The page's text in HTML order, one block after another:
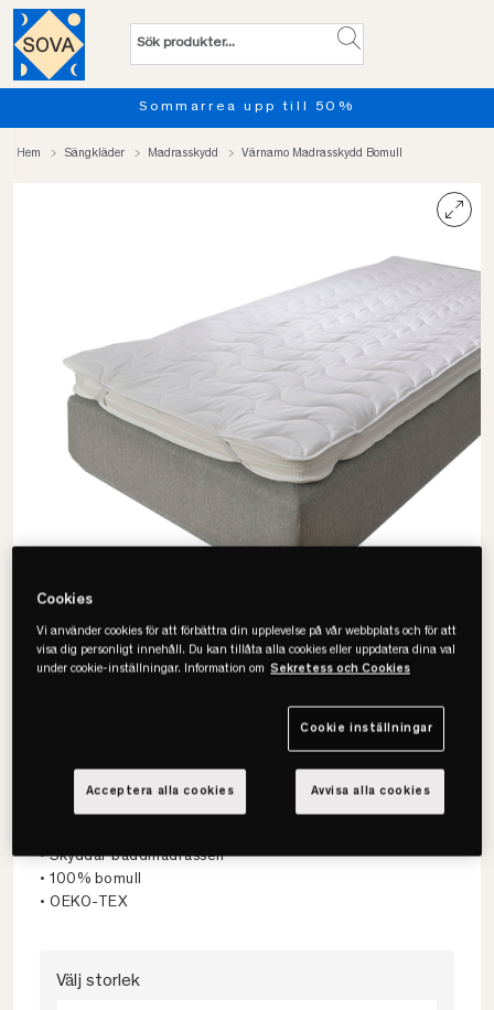
Sommarrea upp till 50%
Hem Sängkläder Madrasskydd Värnamo Madrasskydd Bomull
Värnamo
Madrasskydd Bomull
• Skyddar bäddmadrassen
• 100% bomull
• OEKO-TEX
Välj storlek
Cookies
Vi använder cookies för att förbättra din upplevelse på vår webbplats och för att
visa dig personligt innehåll. Du kan tillåta alla cookies eller uppdatera dina val
under cookie-inställningar. Information om Sekretess och Cookies
Cookie inställningar
Avvisa alla cookies
Acceptera alla cookies